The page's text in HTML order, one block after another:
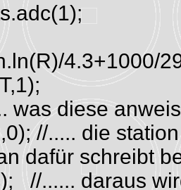
4.3+1000/
was diese
//..... die
dafür schreibt
//...... daraus